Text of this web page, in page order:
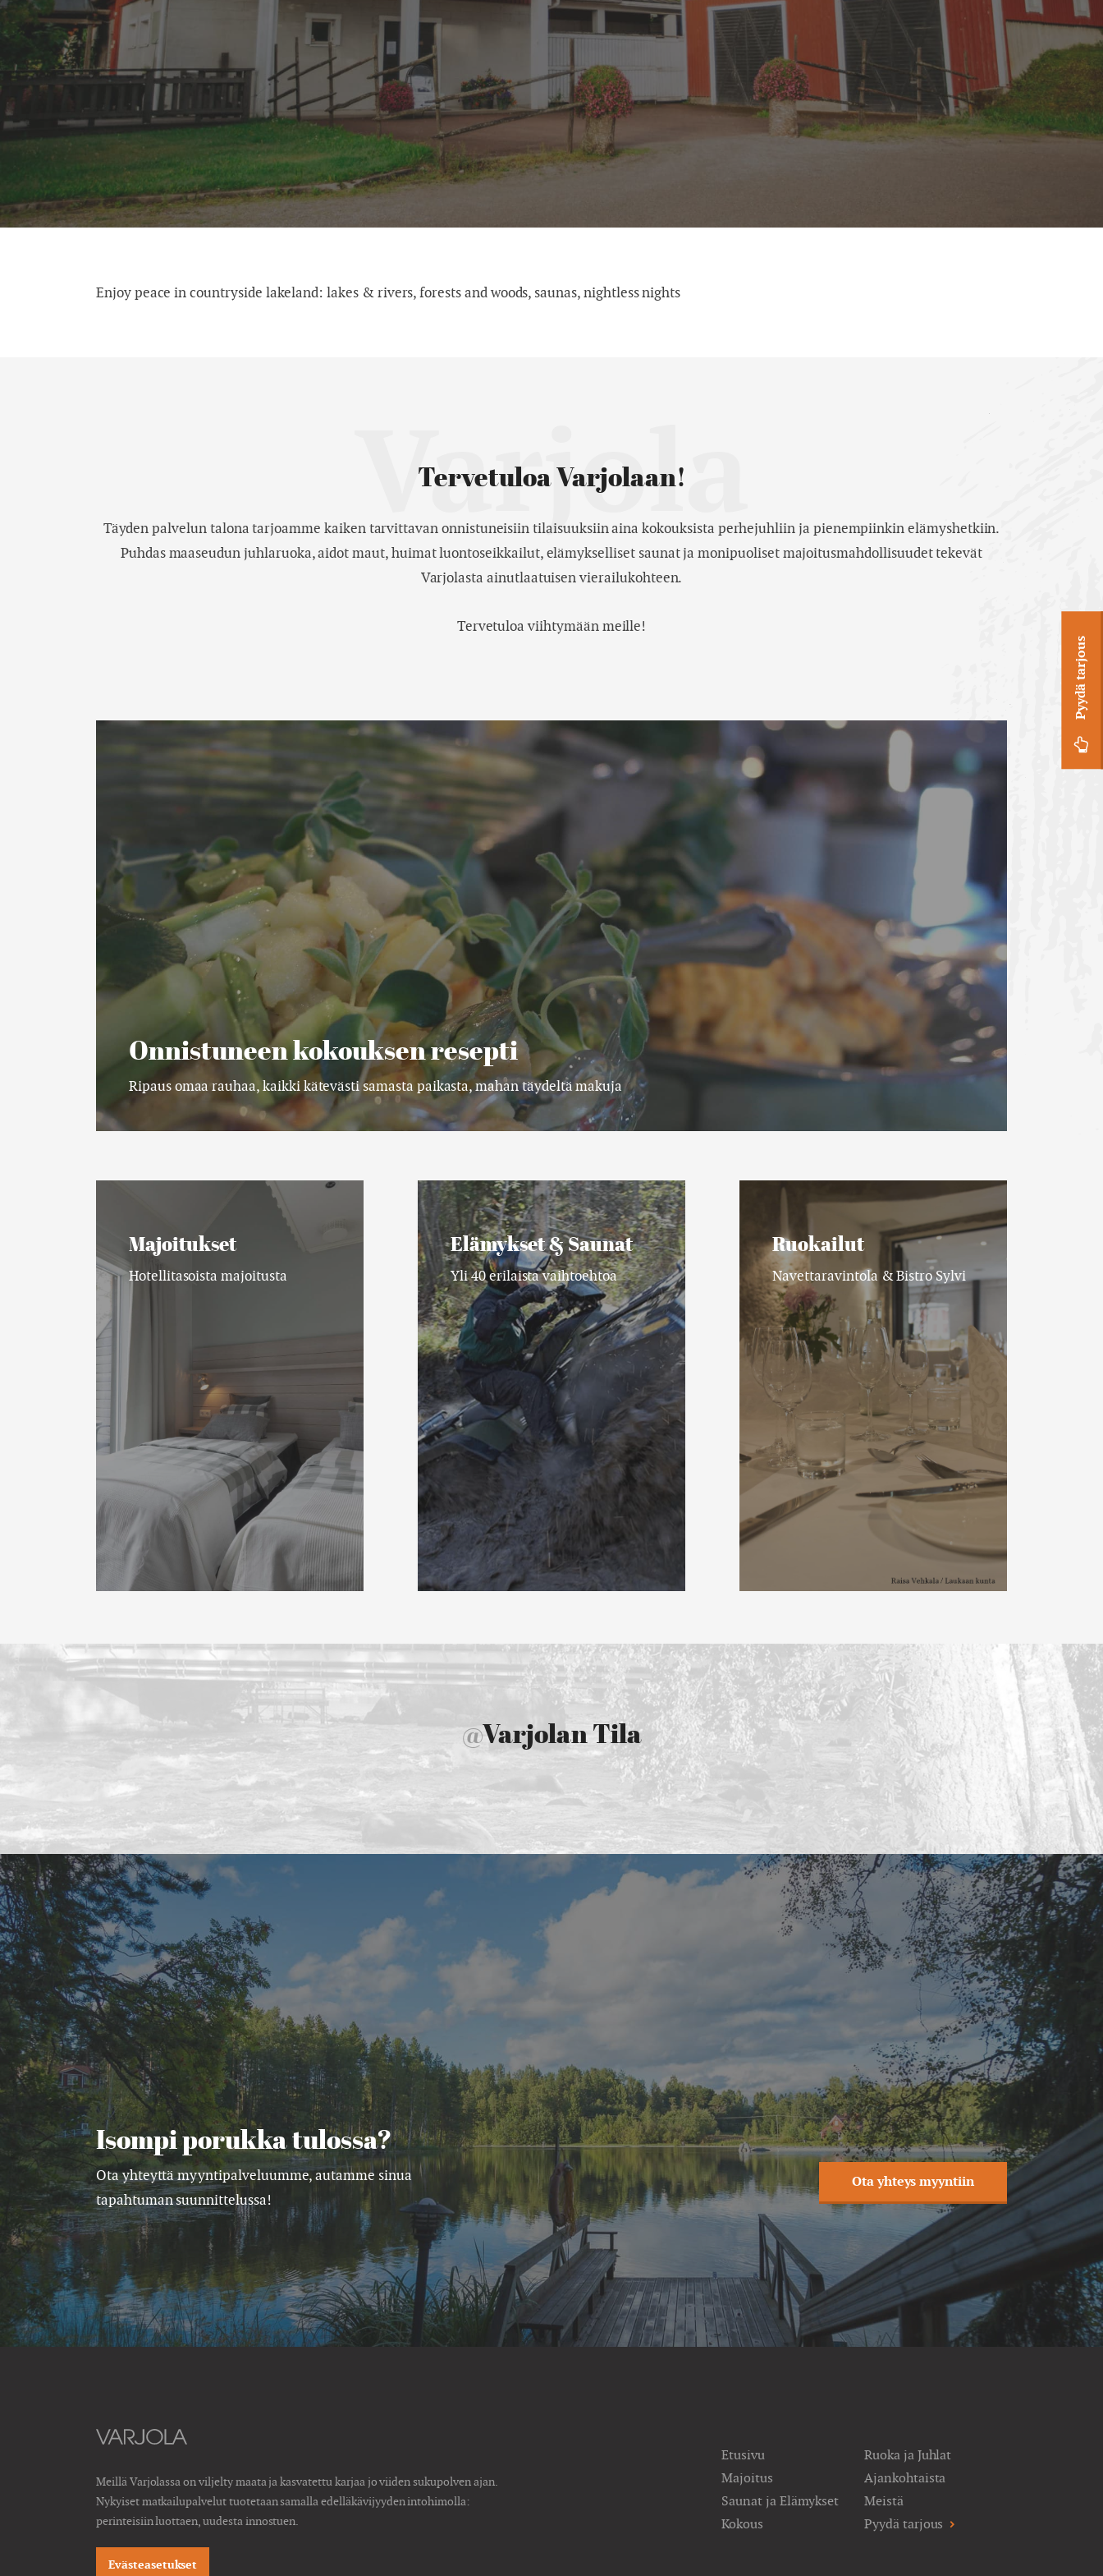
Enjoy peace in countryside lakeland: lakes & rivers, forests and woods, saunas, nightless nights
Varjola
Tervetuloa Varjolaan!
Täyden palvelun talona tarjoamme kaiken tarvittavan onnistuneisiin tilaisuuksiin aina kokouksista perhejuhliin ja pienempiinkin elämyshetkiin.
Puhdas maaseudun juhlaruoka, aidot maut, huimat luontoseikkailut, elämykselliset saunat ja monipuoliset majoitusmahdollisuudet tekevät
Varjolasta ainutlaatuisen vierailukohteen.
Tervetuloa viihtymään meille!
Onnistuneen
Onnistuneen kokouksen resepti
Ripaus omaa rauhaa, kaikki kätevästi samasta paikasta, mahan täydeltä makuja
Majoitukset
Hotellitasoista majoitusta
Elämykset
&
Saunat
Elämykset & Saunat
Yli 40 erilaista vaihtoehtoa
Ruokailut
Ruokailut
Navettaravintola & Bistro Sylvi
@Varjolan Tila
Isompi porukka tulossa?
Ota yhteyttä myyntipalveluumme, autamme sinua
tapahtuman suunnittelussa!
Ota yhteys myyntiin
Pyydä tarjous
Meillä Varjolassa on viljelty maata ja kasvatettu karjaa jo viiden sukupolven ajan.
Nykyiset matkailupalvelut tuotetaan samalla edelläkävijyyden intohimolla:
perinteisiin luottaen, uudesta innostuen.
Evästeasetukset
Etusivu
Majoitus
Saunat ja Elämykset
Kokous
Ruoka ja Juhlat
Ajankohtaista
Meistä
Pyydä tarjous